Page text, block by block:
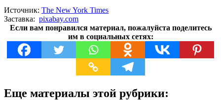
Источник: The New York Times
Заставка: pixabay.com
Если вам понравился материал, пожалуйста поделитесь
им в социальных сетях:
Еще материалы этой рубрики: